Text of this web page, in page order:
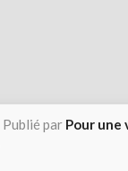
Publié par Pour une